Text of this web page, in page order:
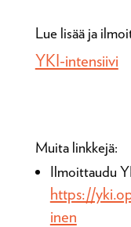
Lue lisää ja
YKI-intensiivi
Muita linkkejä:
Ilmoittaudu
https://
inen